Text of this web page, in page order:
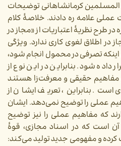
کرمانشاهانی توضیحات
عملی علامه ره دادند. خلاصۀ کلام
طرح نظریۀ اعتباریات از «مجاز در
در اطلاق لغوی کاری ندارد. ویژگی
تصرفی در محمول انجام شود،
شود. بنابراین در این نوع از
حقیقی و معرفت‌زا هستند
است. بنابراین، تعریف ایشان از
عملی را توضیح نمی‌دهد. ایشان
که مفاهیم عملی را نیز توضیح
که در اسناد مجازی، قوۀ
و مفهومی جدید تولید می‌کند: